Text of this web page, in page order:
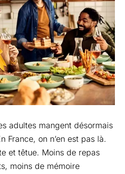
adultes mangent désormais
France, on n’en est pas là.
et têtue. Moins de repas
moins de mémoire